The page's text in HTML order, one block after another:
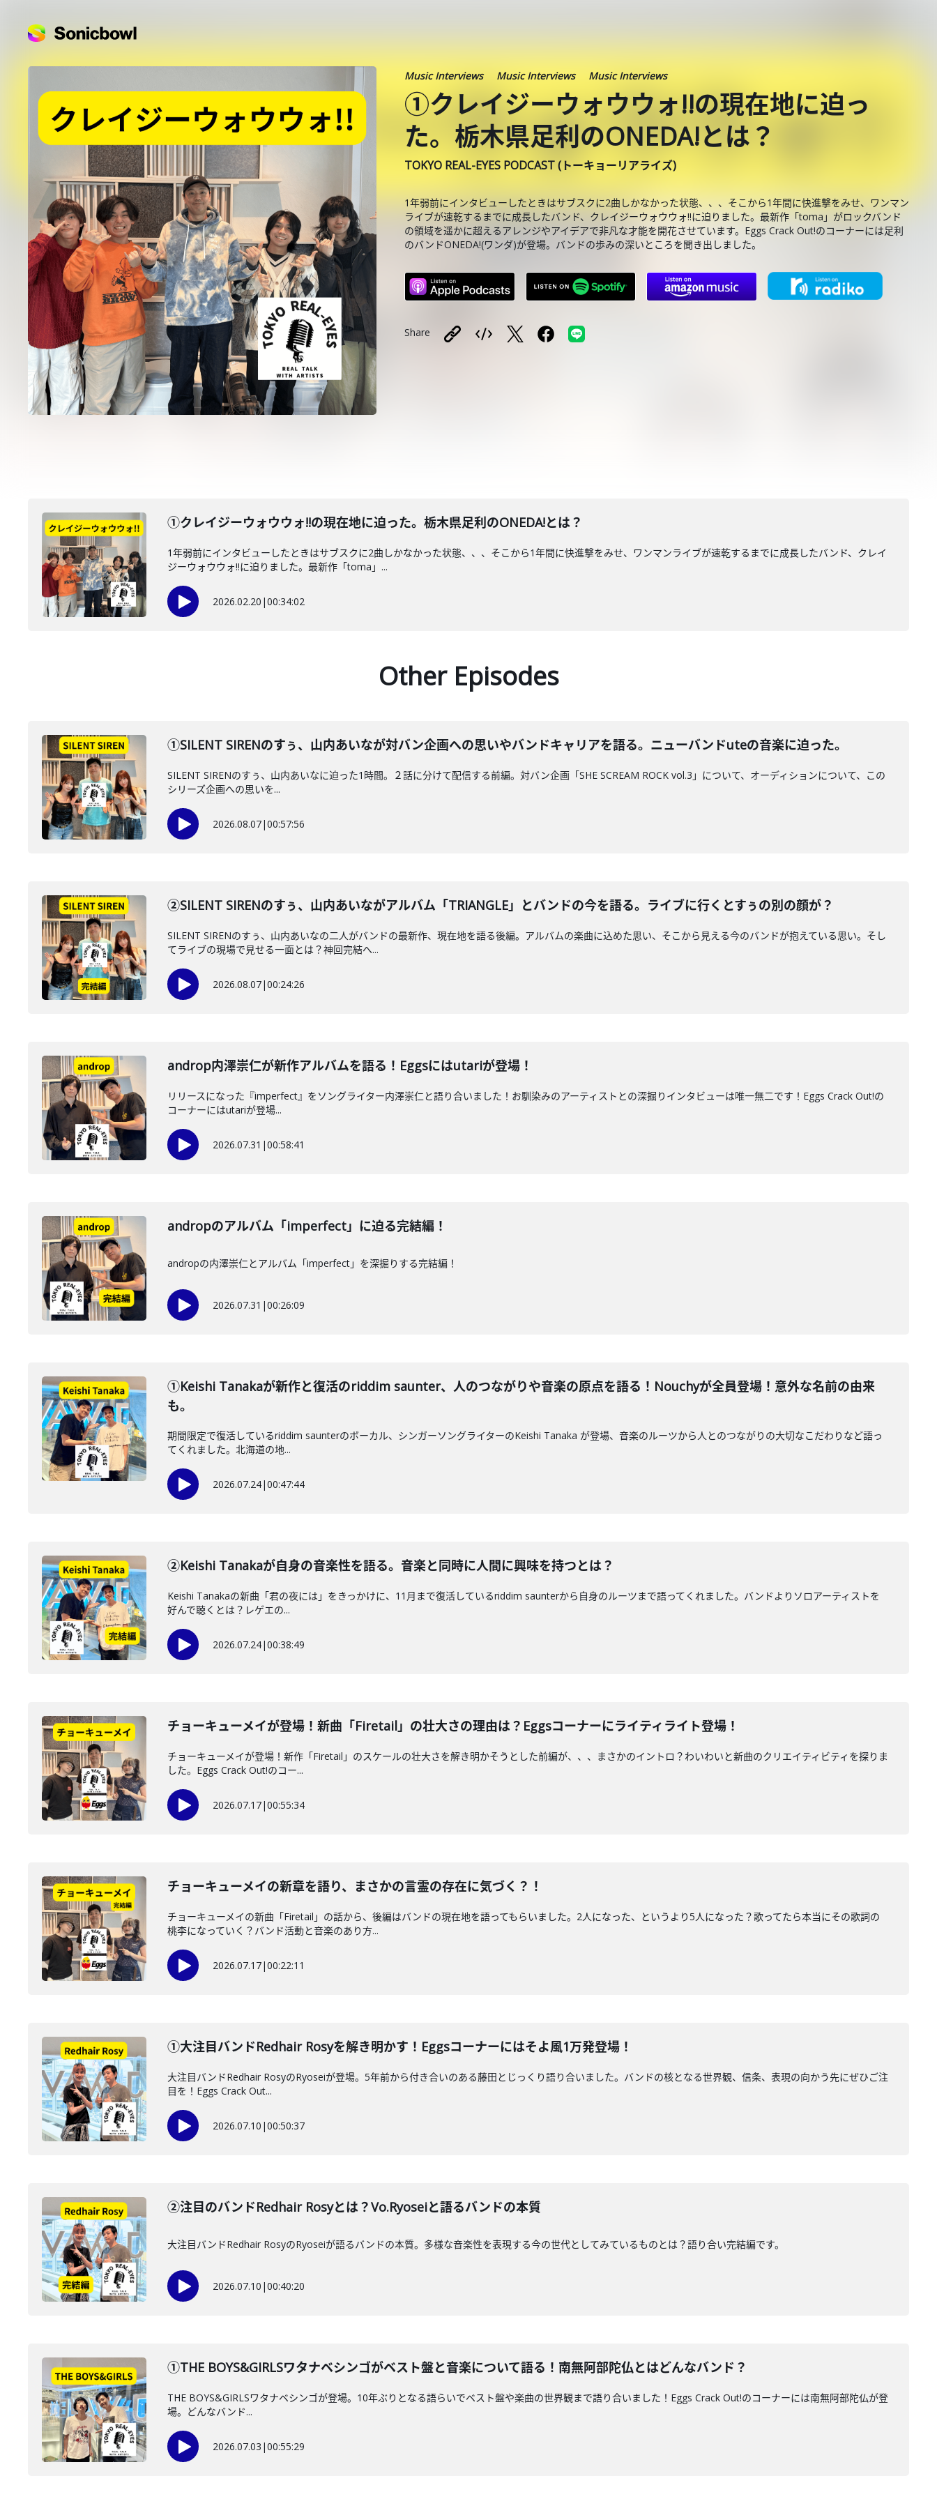
Music Interviews Music Interviews Music Interviews
①クレイジーウォウウォ!!の現在地に迫っ
た。栃木県足利のONEDA!とは？
TOKYO REAL-EYES PODCAST (トーキョーリアライズ)
1年弱前にインタビューしたときはサブスクに2曲しかなかった状態、、、そこから1年間に快進撃をみせ、ワンマン
ライブが速乾するまでに成長したバンド、クレイジーウォウウォ!!に迫りました。最新作「toma」がロックバンド
の領域を遥かに超えるアレンジやアイデアで非凡な才能を開花させています。Eggs Crack Out!のコーナーには足利
のバンドONEDA!(ワンダ)が登場。バンドの歩みの深いところを聞き出しました。
Share
①クレイジーウォウウォ!!の現在地に迫った。栃木県足利のONEDA!とは？
1年弱前にインタビューしたときはサブスクに2曲しかなかった状態、、、そこから1年間に快進撃をみせ、ワンマンライブが速乾するまでに成長したバンド、クレイ
ジーウォウウォ!!に迫りました。最新作「toma」...
2026.02.20 |00:34:02
Other Episodes
①SILENT SIRENのすぅ、山内あいなが対バン企画への思いやバンドキャリアを語る。ニューバンドuteの音楽に迫った。
SILENT SIRENのすぅ、山内あいなに迫った1時間。２話に分けて配信する前編。対バン企画「SHE SCREAM ROCK vol.3」について、オーディションについて、この
シリーズ企画への思いを...
2026.08.07|00:57:56
②SILENT SIRENのすぅ、山内あいながアルバム「TRIANGLE」とバンドの今を語る。ライブに行くとすぅの別の顔が？
SILENT SIRENのすぅ、山内あいなの二人がバンドの最新作、現在地を語る後編。アルバムの楽曲に込めた思い、そこから見える今のバンドが抱えている思い。そし
てライブの現場で見せる一面とは？神回完結へ...
2026.08.07|00:24:26
androp内澤崇仁が新作アルバムを語る！Eggsにはutariが登場！
リリースになった『imperfect』をソングライター内澤崇仁と語り合いました！お馴染みのアーティストとの深掘りインタビューは唯一無二です！Eggs Crack Out!の
コーナーにはutariが登場...
2026.07.31 |00:58:41
andropのアルバム「imperfect」に迫る完結編！
andropの内澤崇仁とアルバム「imperfect」を深掘りする完結編！
2026.07.31 |00:26:09
①Keishi Tanakaが新作と復活のriddim saunter、人のつながりや音楽の原点を語る！Nouchyが全員登場！意外な名前の由来
も。
期間限定で復活しているriddim saunterのボーカル、シンガーソングライターのKeishi Tanaka が登場、音楽のルーツから人とのつながりの大切なこだわりなど語っ
てくれました。北海道の地...
2026.07.24|00:47:44
②Keishi Tanakaが自身の音楽性を語る。音楽と同時に人間に興味を持つとは？
Keishi Tanakaの新曲「君の夜には」をきっかけに、11月まで復活しているriddim saunterから自身のルーツまで語ってくれました。バンドよりソロアーティストを
好んで聴くとは？レゲエの...
2026.07.24|00:38:49
チョーキューメイが登場！新曲「Firetail」の壮大さの理由は？Eggsコーナーにライティライト登場！
チョーキューメイが登場！新作「Firetail」のスケールの壮大さを解き明かそうとした前編が、、、まさかのイントロ？わいわいと新曲のクリエイティビティを探りま
した。Eggs Crack Out!のコー...
2026.07.17|00:55:34
チョーキューメイの新章を語り、まさかの言霊の存在に気づく？！
チョーキューメイの新曲「Firetail」の話から、後編はバンドの現在地を語ってもらいました。2人になった、というより5人になった？歌ってたら本当にその歌詞の
桃李になっていく？バンド活動と音楽のあり方...
2026.07.17|00:22:11
①大注目バンドRedhair Rosyを解き明かす！Eggsコーナーにはそよ風1万発登場！
大注目バンドRedhair RosyのRyoseiが登場。5年前から付き合いのある藤田とじっくり語り合いました。バンドの核となる世界観、信条、表現の向かう先にぜひご注
目を！Eggs Crack Out...
2026.07.10 |00:50:37
②注目のバンドRedhair Rosyとは？Vo.Ryoseiと語るバンドの本質
大注目バンドRedhair RosyのRyoseiが語るバンドの本質。多様な音楽性を表現する今の世代としてみているものとは？語り合い完結編です。
2026.07.10 |00:40:20
①THE BOYS&GIRLSワタナベシンゴがベスト盤と音楽について語る！南無阿部陀仏とはどんなバンド？
THE BOYS&GIRLSワタナベシンゴが登場。10年ぶりとなる語らいでベスト盤や楽曲の世界観まで語り合いました！Eggs Crack Out!のコーナーには南無阿部陀仏が登
場。どんなバンド...
2026.07.03 |00:55:29